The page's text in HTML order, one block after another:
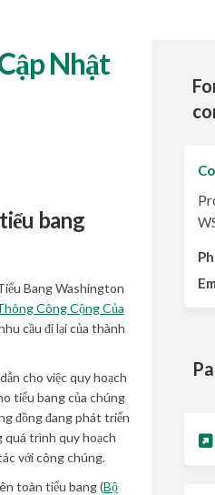
Nhật
Cập Nhật
việc Cập Nhật
về việc Cập
về việc Cập
bang
Bang Washington
Công Cộng Của
cầu đi lại của thành
cho việc quy hoạch
tiểu bang của chúng
đồng đang phát triển
quá trình quy hoạch
với công chúng.
toàn tiểu bang (Bộ